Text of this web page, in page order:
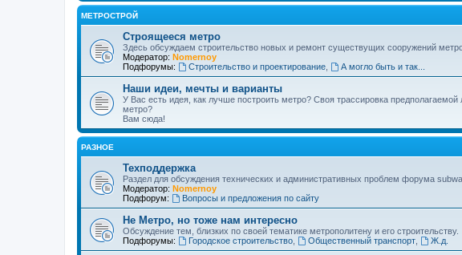
МЕТРОСТРОЙ
Строящееся метро
Здесь обсуждаем строительство новых и ремонт существущих сооружений
Модератор: Nomernoy
Подфорумы:
Строительство и проектирование, А могло быть и так...
Наши идеи, мечты и варианты
У Вас есть идея, как лучше построить метро? Своя трассировка
метро?
Вам сюда!
РАЗНОЕ
Техподдержка
Раздел для обсуждения технических и административных проблем форума
Модератор: Nomernoy
Подфорум:
Вопросы и предложения по сайту
Не Метро, но тоже нам интересно
Обсуждение тем, близких по своей тематике метрополитену и его строительству.
Подфорумы:
Городское строительство, Общественный транспорт, Ж.д.